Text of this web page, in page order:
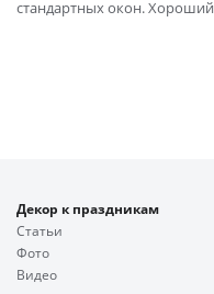
стандартных окон. Хороший
Декор к праздникам
Статьи
Фото
Видео